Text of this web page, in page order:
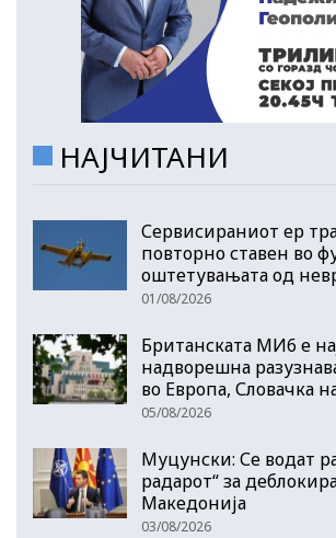
НАЈЧИТАНИ
Сервисираниот ер
повторно ставен во
оштетувањата од
01/08/2026
Британската МИ6 е
надворешна
во Европа, Словачка
05/08/2026
Муцунски: Се водат
радарот“ за
Македонија
03/08/2026